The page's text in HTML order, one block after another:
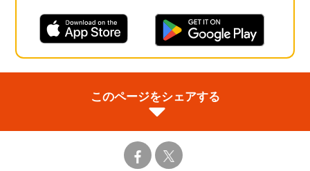
このページをシェアする